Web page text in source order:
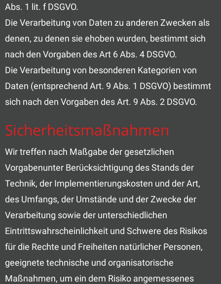
Abs. 1 lit. f DSGVO.
Die Verarbeitung von Daten zu anderen Zwecken als
denen, zu denen sie ehoben wurden, bestimmt sich
nach den Vorgaben des Art 6 Abs. 4 DSGVO.
Die Verarbeitung von besonderen Kategorien von
Daten (entsprechend Art. 9 Abs. 1 DSGVO) bestimmt
sich nach den Vorgaben des Art. 9 Abs. 2 DSGVO.
Sicherheitsmaßnahmen
Wir treffen nach Maßgabe der gesetzlichen
Vorgabenunter Berücksichtigung des Stands der
Technik, der Implementierungskosten und der Art,
des Umfangs, der Umstände und der Zwecke der
Verarbeitung sowie der unterschiedlichen
Eintrittswahrscheinlichkeit und Schwere des Risikos
für die Rechte und Freiheiten natürlicher Personen,
geeignete technische und organisatorische
Maßnahmen, um ein dem Risiko angemessenes